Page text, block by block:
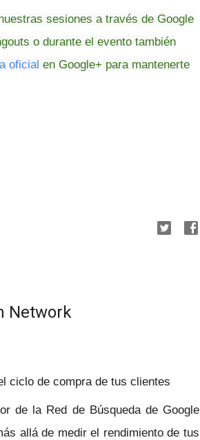
sesiones a través de Google
o durante el evento también
oficial en Google+ para mantenerte
Network
ciclo de compra de tus clientes
de la Red de Búsqueda de Google
allá de medir el rendimiento de tus